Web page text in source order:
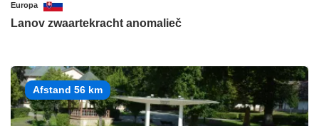
Europa
Lanov zwaartekracht anomalieč
Afstand 56 km